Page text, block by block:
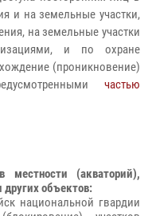
и на земельные участки,
на земельные участки
и по охране
(проникновение)
частью
местности (акваторий),
объектов:
национальной гвардии